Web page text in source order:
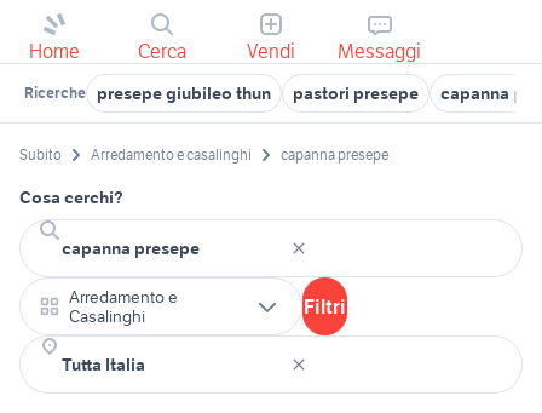
Home Cerca Vendi Messaggi
Ricerche presepe giubileo thun pastori presepe capanna
Subito Arredamento e casalinghi capanna presepe
Cosa cerchi?
Arredamento e
Casalinghi
Filtri